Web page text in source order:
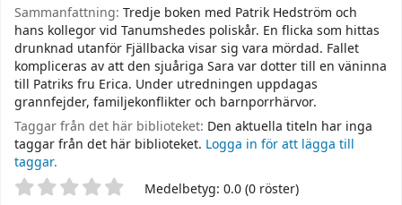
Sammanfattning: Tredje boken med Patrik Hedström och
hans kollegor vid Tanumshedes poliskår. En flicka som hittas
drunknad utanför Fjällbacka visar sig vara mördad. Fallet
kompliceras av att den sjuåriga Sara var dotter till en väninna
till Patriks fru Erica. Under utredningen uppdagas
grannfejder, familjekonflikter och barnporrhärvor.
Taggar från det här biblioteket: Den aktuella titeln har inga
taggar från det här biblioteket. Logga in för att lägga till
taggar.
Betyg Medelbetyg: 0.0 (0 röster)